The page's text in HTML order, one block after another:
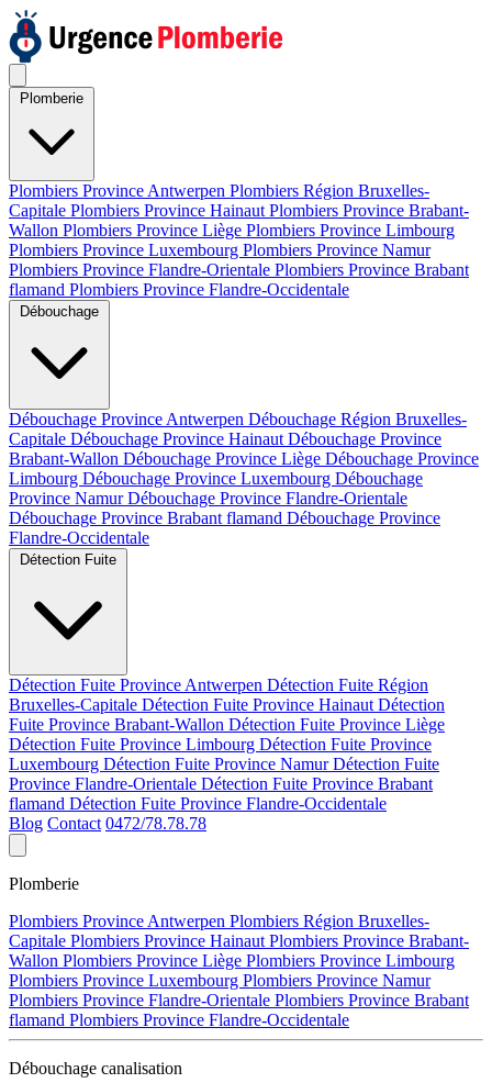
Plombiers Province Antwerpen Plombiers Région Bruxelles-
Capitale Plombiers Province Hainaut Plombiers Province Brabant-
Wallon Plombiers Province Liège Plombiers Province Limbourg
Plombiers Province Luxembourg Plombiers Province Namur
Plombiers Province Flandre-Orientale Plombiers Province Brabant
flamand Plombiers Province Flandre-Occidentale
Débouchage Province Antwerpen Débouchage Région Bruxelles-
Capitale Débouchage Province Hainaut Débouchage Province
Brabant-Wallon Débouchage Province Liège Débouchage Province
Limbourg Débouchage Province Luxembourg Débouchage
Province NamurDébouchage Province Flandre-Orientale
Débouchage Province Brabant flamand Débouchage Province
Flandre-Occidentale
Détection Fuite Province Antwerpen Détection Fuite Région
Bruxelles-Capitale Détection Fuite Province Hainaut Détection
Fuite Province Brabant-Wallon Détection Fuite Province Liège
Détection Fuite Province Limbourg Détection Fuite Province
Luxembourg Détection Fuite Province NamurDétection Fuite
Province Flandre-Orientale Détection Fuite Province Brabant
flamand Détection Fuite Province Flandre-Occidentale
Blog Contact 0472/78.78.78
Plomberie
Plombiers Province Antwerpen Plombiers Région Bruxelles-
Capitale Plombiers Province Hainaut Plombiers Province Brabant-
Wallon Plombiers Province Liège Plombiers Province Limbourg
Plombiers Province Luxembourg Plombiers Province Namur
Plombiers Province Flandre-Orientale Plombiers Province Brabant
flamand Plombiers Province Flandre-Occidentale
Débouchage canalisation